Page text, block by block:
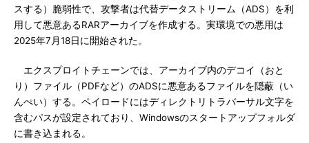
スする）脆弱性で、攻撃者は代替データストリーム（ADS）を利
用して悪意あるRARアーカイブを作成する。実環境での悪用は
2025年7月18日に開始された。
エクスプロイトチェーンでは、アーカイブ内のデコイ（おと
り）ファイル（PDFなど）のADSに悪意あるファイルを隠蔽（い
んぺい）する。ペイロードにはディレクトリトラバーサル文字を
含むパスが設定されており、Windowsのスタートアップフォルダ
に書き込まれる。